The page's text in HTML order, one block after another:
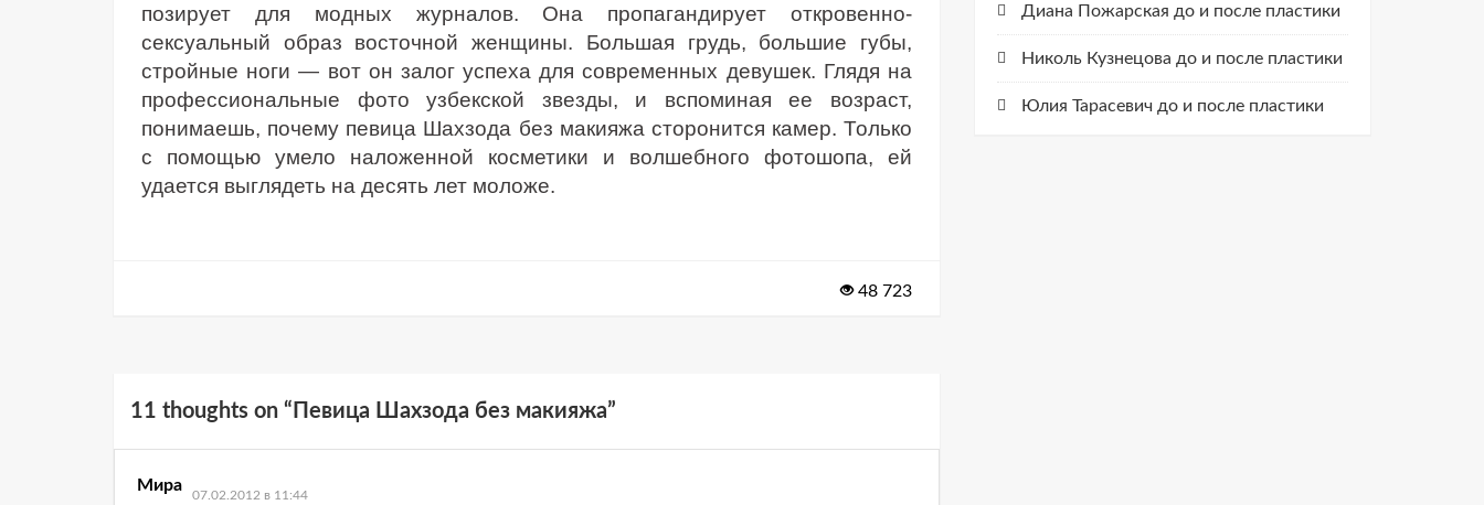
позирует для модных журналов. Она пропагандирует откровенно-
сексуальный образ восточной женщины. Большая грудь, большие губы,
стройные ноги — вот он залог успеха для современных девушек. Глядя на
профессиональные фото узбекской звезды, и вспоминая ее возраст,
понимаешь, почему певица Шахзода без макияжа сторонится камер. Только
с помощью умело наложенной косметики и волшебного фотошопа, ей
удается выглядеть на десять лет моложе.
48 723
11 thoughts on “ Певица Шахзода без макияжа”
Мира
07.02.2012 в 11:44
Диана Пожарская до и после пластики
Николь Кузнецова до и после пластики
Юлия Тарасевич до и после пластики